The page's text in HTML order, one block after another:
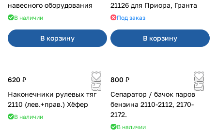
навесного оборудования
В наличии
В корзину
21126 для Приора, Гранта
Под заказ
В корзину
620 ₽
Наконечники рулевых тяг
2110 (лев.+прав.) Хёфер
В наличии
800 ₽
Сепаратор / бачок паров
бензина 2110-2112, 2170-
2172.
В наличии